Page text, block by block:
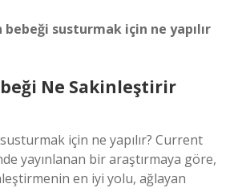
bebeği susturmak için ne yapılır
Ne Sakinleştirir
için ne yapılır? Current
yayınlanan bir araştırmaya göre,
en iyi yolu, ağlayan